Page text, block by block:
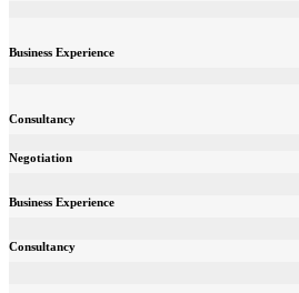
Business Experience
Consultancy
Negotiation
Business Experience
Consultancy